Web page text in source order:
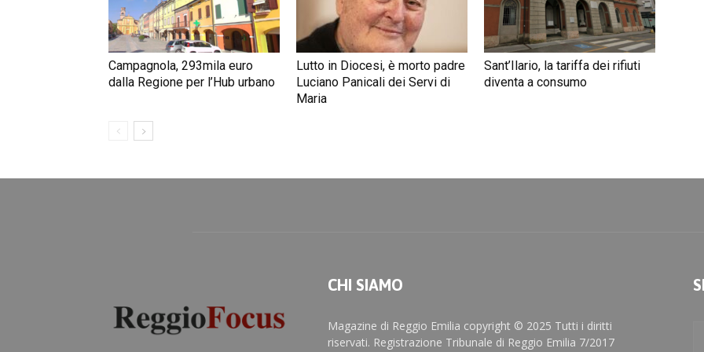
Campagnola, 293mila euro
dalla Regione per l’Hub urbano
Lutto in Diocesi, è morto padre
Luciano Panicali dei Servi di
Maria
Sant’Ilario, la tariffa dei rifiuti
diventa a consumo
CHI SIAMO
Magazine di Reggio Emilia copyright © 2025 Tutti i diritti
riservati. Registrazione Tribunale di Reggio Emilia 7/2017